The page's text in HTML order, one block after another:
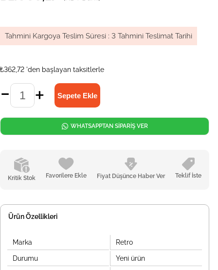
Tahmini Kargoya Teslim Süresi : 3 Tahmini Teslimat Tarihi
₺362,72 'den başlayan taksitlerle
Kritik Stok Favorilere Ekle Fiyat Düşünce Haber Ver Teklif İste
WHATSAPPTAN SİPARİŞ VER
Ürün Özellikleri
Marka Retro
Durumu Yeni ürün